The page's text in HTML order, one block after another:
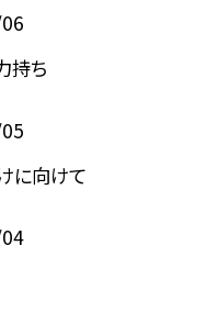
持ち
に向けて